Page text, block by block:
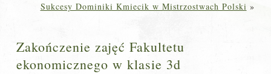
Sukcesy Dominiki Kmiecik w Mistrzostwach Polski »
Zakończenie zajęć Fakultetu
ekonomicznego w klasie 3d